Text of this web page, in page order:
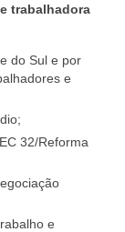
trabalhadora
do Sul e por
e
32/Reforma
e